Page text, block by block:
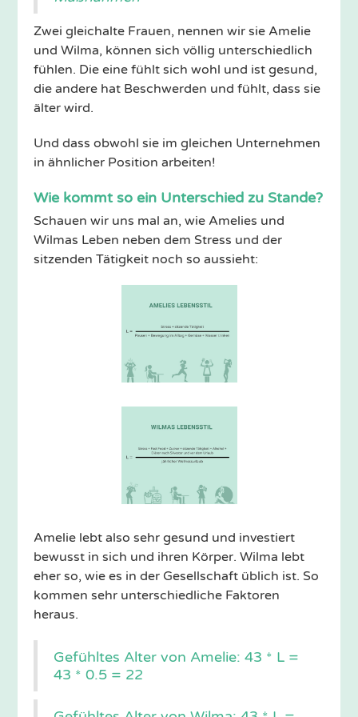
Zwei gleichalte Frauen, nennen wir sie Amelie
und Wilma, können sich völlig unterschiedlich
fühlen. Die eine fühlt sich wohl und ist gesund,
die andere hat Beschwerden und fühlt, dass sie
älter wird.
Und dass obwohl sie im gleichen Unternehmen
in ähnlicher Position arbeiten!
Wie kommt so ein Unterschied zu Stande?
Schauen wir uns mal an, wie Amelies und
Wilmas Leben neben dem Stress und der
sitzenden Tätigkeit noch so aussieht:
Amelie lebt also sehr gesund und investiert
bewusst in sich und ihren Körper. Wilma lebt
eher so, wie es in der Gesellschaft üblich ist. So
kommen sehr unterschiedliche Faktoren
heraus.
Gefühltes Alter von Amelie: 43 * L =
43 * 0.5 = 22